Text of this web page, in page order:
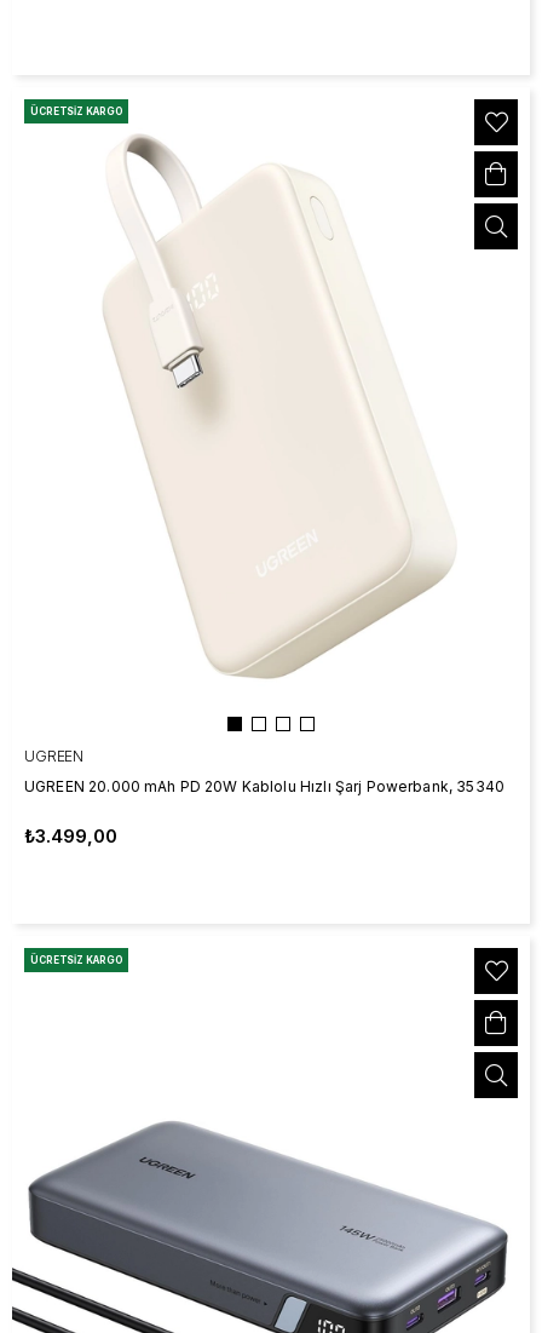
UGREEN
UGREEN 20.000 mAh PD 20W Kablolu Hızlı Şarj Powerbank, 35340
₺3.499,00
ÜCRETSIZ KARGO
ÜCRETSIZ KARGO